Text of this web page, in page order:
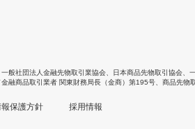
一般社団法人金融先物取引業協会 日本商品先物取引協会
融商品取引業者 関東財務局長（金商）第195号、商品先物
保護方針 採用情報